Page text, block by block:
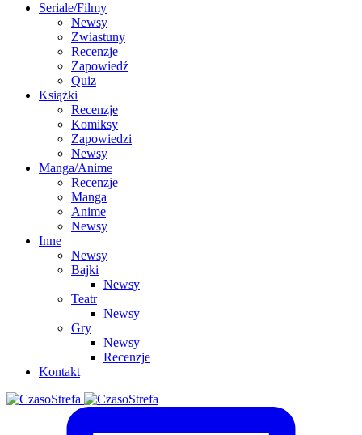
Seriale/Filmy
Newsy
Zwiastuny
Recenzje
Zapowiedź
Quiz
Książki
Recenzje
Komiksy
Zapowiedzi
Newsy
Manga/Anime
Recenzje
Manga
Anime
Newsy
Inne
Newsy
Bajki
Newsy
Teatr
Newsy
Gry
Newsy
Recenzje
Kontakt